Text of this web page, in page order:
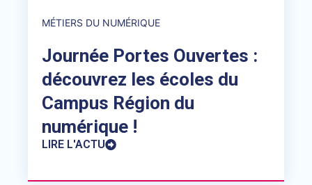
MÉTIERS DU NUMÉRIQUE
Journée Portes Ouvertes :
découvrez les écoles du
Campus Région du
numérique !
LIRE L'ACTU